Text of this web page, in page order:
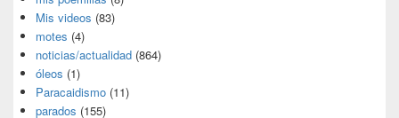
Mis videos (83)
motes (4)
noticias/actualidad (864)
óleos (1)
Paracaidismo (11)
parados (155)